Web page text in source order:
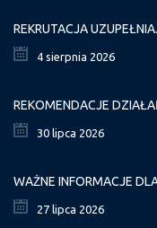
4 sierpnia 2026
REKOMENDACJE
30 lipca 2026
27 lipca 2026